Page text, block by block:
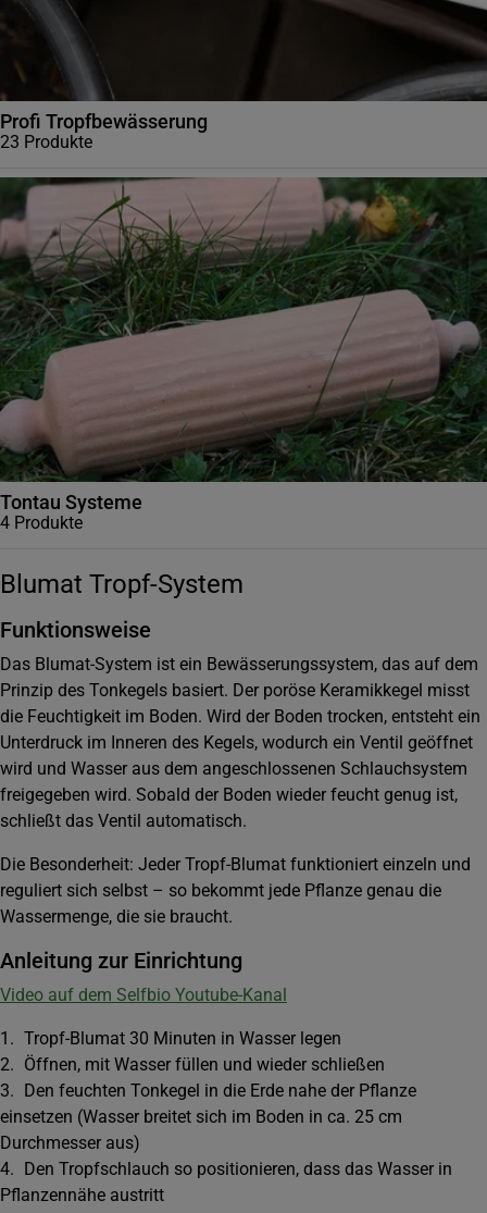
Profi Tropfbewässerung
23 Produkte
Tontau Systeme
4 Produkte
Blumat Tropf-System
Funktionsweise
Das Blumat-System ist ein Bewässerungssystem, das auf dem
Prinzip des Tonkegels basiert. Der poröse Keramikkegel misst
die Feuchtigkeit im Boden. Wird der Boden trocken, entsteht ein
Unterdruck im Inneren des Kegels, wodurch ein Ventil geöffnet
wird und Wasser aus dem angeschlossenen Schlauchsystem
freigegeben wird. Sobald der Boden wieder feucht genug ist,
schließt das Ventil automatisch.
Die Besonderheit: Jeder Tropf-Blumat funktioniert einzeln und
reguliert sich selbst – so bekommt jede Pflanze genau die
Wassermenge, die sie braucht.
Anleitung zur Einrichtung
Video auf dem Selfbio Youtube-Kanal
1. Tropf-Blumat 30 Minuten in Wasser legen
2. Öffnen, mit Wasser füllen und wieder schließen
3. Den feuchten Tonkegel in die Erde nahe der Pflanze
einsetzen (Wasser breitet sich im Boden in ca. 25 cm
Durchmesser aus)
4. Den Tropfschlauch so positionieren, dass das Wasser in
Pflanzennähe austritt